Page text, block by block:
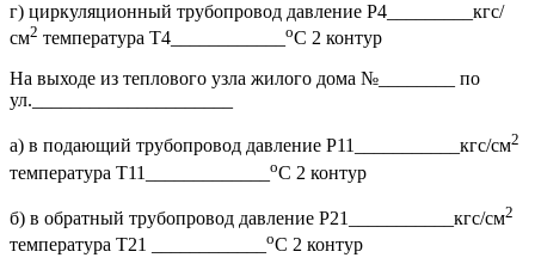
г) циркуляционный трубопровод давление Р4_________кгс/
см2 температура Т4____________ оС 2 контур
На выходе из теплового узла жилого дома №________ по
ул._____________________
а) в подающий трубопровод давление Р11___________кгс/см2
температура Т11_____________ оС 2 контур
б) в обратный трубопровод давление Р21___________кгс/см2
температура Т21 ____________ оС 2 контур